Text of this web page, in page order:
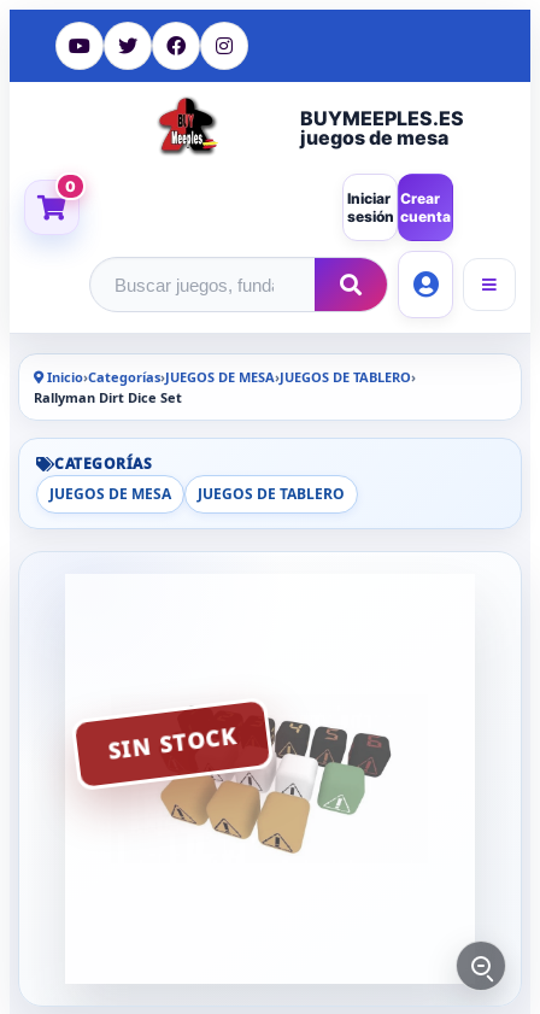
BUYMEEPLES.ES
juegos de mesa
0
Iniciar
sesión
Crear
cuenta
Buscar productos
Inicio›Categorías›JUEGOS DE MESA›JUEGOS DE TABLERO›
Rallyman Dirt Dice Set
CATEGORÍAS
JUEGOS DE MESA
JUEGOS DE TABLERO
SIN STOCK